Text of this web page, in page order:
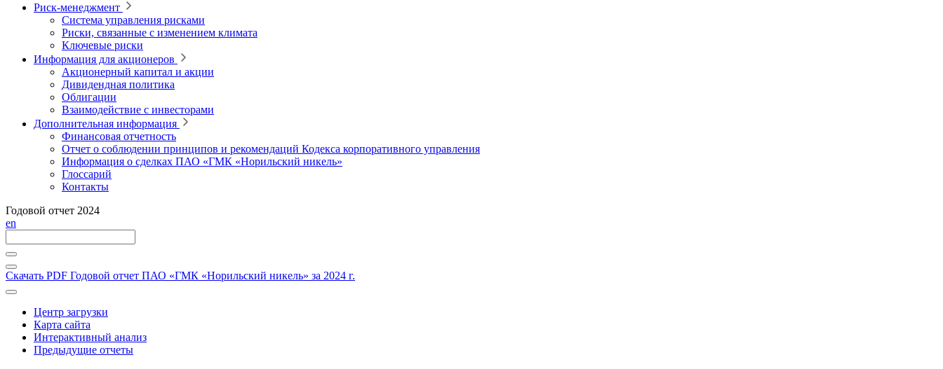
Риск-менеджмент
Система управления рисками
Риски, связанные с изменением климата
Ключевые риски
Информация для акционеров
Акционерный капитал и акции
Дивидендная политика
Облигации
Взаимодействие с инвесторами
Дополнительная информация
Финансовая отчетность
Отчет о соблюдении принципов и рекомендаций Кодекса корпоративного управления
Информация о сделках ПАО «ГМК «Норильский никель»
Глоссарий
Контакты
Годовой отчет 2024
en
Скачать PDF Годовой отчет ПАО «ГМК «Норильский никель» за 2024 г.
Центр загрузки
Карта сайта
Интерактивный анализ
Предыдущие отчеты